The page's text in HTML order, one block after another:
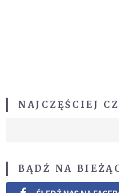
NAJCZĘŚCIEJ
BĄDŹ NA